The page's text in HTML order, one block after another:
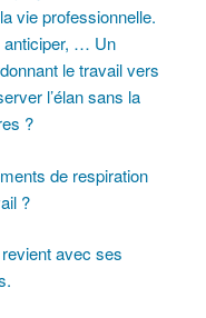
vie professionnelle.
anticiper, … Un
le travail vers
l’élan sans la
?
de respiration
?
revient avec ses